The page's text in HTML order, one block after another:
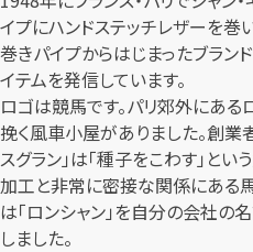
イプにハンドステッチレザーを巻
巻きパイプからはじまったブラン
イテムを発信しています。
ロゴは競馬です。パリ郊外にあ
挽く風車小屋がありました。創業
スグラン」は「種子をこわす」と
加工と非常に密接な関係にある
は「ロンシャン」を自分の会社の
しました。